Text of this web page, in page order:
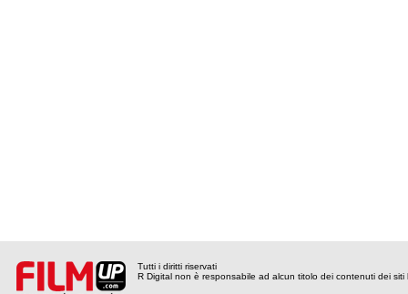
Tutti i diritti riservati
R Digital non è responsabile ad alcun titolo dei contenuti dei siti